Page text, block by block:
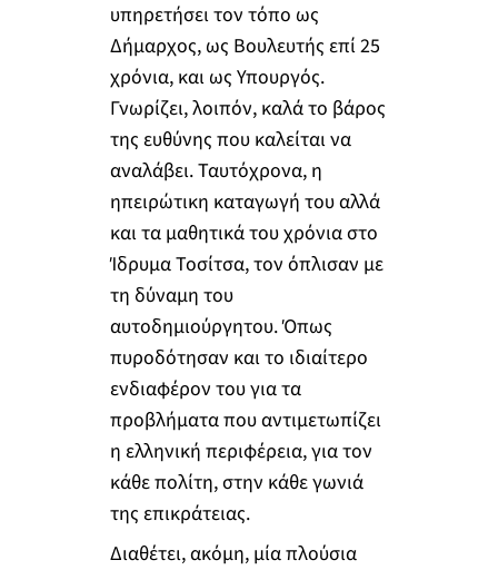
υπηρετήσει τον τόπο ως
Δήμαρχος, ως Βουλευτής επί 25
χρόνια, και ως Υπουργός.
Γνωρίζει, λοιπόν, καλά το βάρος
της ευθύνης που καλείται να
αναλάβει. Ταυτόχρονα, η
ηπειρώτικη καταγωγή του αλλά
και τα μαθητικά του χρόνια στο
Ίδρυμα Τοσίτσα, τον όπλισαν με
τη δύναμη του
αυτοδημιούργητου. Όπως
πυροδότησαν και το ιδιαίτερο
ενδιαφέρον του για τα
προβλήματα που αντιμετωπίζει
η ελληνική περιφέρεια, για τον
κάθε πολίτη, στην κάθε γωνιά
της επικράτειας.
Διαθέτει, ακόμη, μία πλούσια